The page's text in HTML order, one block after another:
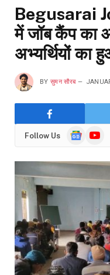
Begusarai
में जॉब कैंप का
अभ्यर्थियों
BY सुमन सौरब
Follow Us
Google